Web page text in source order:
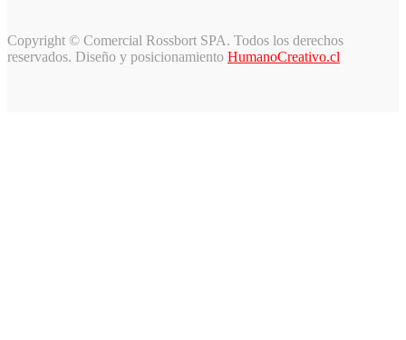
Copyright © Comercial Rossbort SPA. Todos los derechos
reservados. Diseño y posicionamiento HumanoCreativo.cl